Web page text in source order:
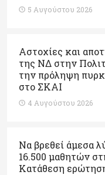
5 Αυγούστου 2026
Αστοχίες και
της ΝΔ στην
την πρόληψη
στο ΣΚΑΙ
4 Αυγούστου 2026
Να βρεθεί άμεσα
16.500 μαθητών
Κατάθεση